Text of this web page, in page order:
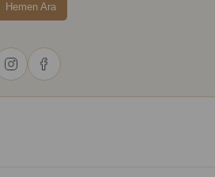
Hemen Ara